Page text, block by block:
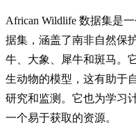
African Wildlife 数据集是
据集，涵盖了南非自然保
牛、大象、犀牛和斑马。
生动物的模型，这有助于
研究和监测。它也为学习
一个易于获取的资源。